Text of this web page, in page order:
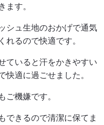
ます。
シュ生地のおかげで通気
れるので快適です。
ていると汗をかきやすい
快適に過ごせました。
ご機嫌です。
できるので清潔に保てま